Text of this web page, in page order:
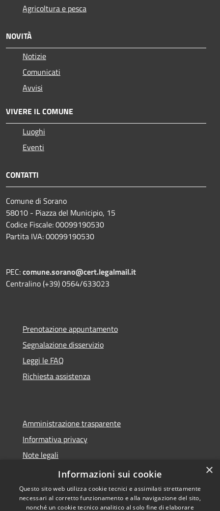
Agricoltura e pesca
NOVITÀ
Notizie
Comunicati
Avvisi
VIVERE IL COMUNE
Luoghi
Eventi
CONTATTI
Comune di Sorano
58010 - Piazza del Municipio, 15
Codice Fiscale: 00099190530
Partita IVA: 00099190530
PEC:comune.sorano@cert.legalmail.it
Centralino (+39) 0564/633023
Prenotazione appuntamento
Segnalazione disservizio
Leggi le FAQ
Richiesta assistenza
Amministrazione trasparente
Informativa privacy
Note legali
Dichiarazione di accessibilità
×
Informazioni sui cookie
Questo sito web utilizza cookie tecnici e assimilati strettamente
necessari al corretto funzionamento e alla navigazione del sito,
nonché un cookie tecnico analitico al solo fine di elaborare